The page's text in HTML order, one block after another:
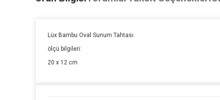
Lüx Bambu Oval Sunum Tahtası
ölçü bilgileri:
20 x 12 cm